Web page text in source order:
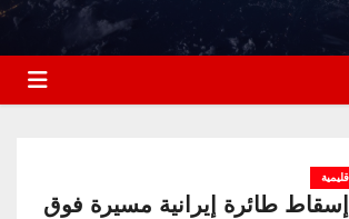
طائرة إيرانية مسيرة فوق